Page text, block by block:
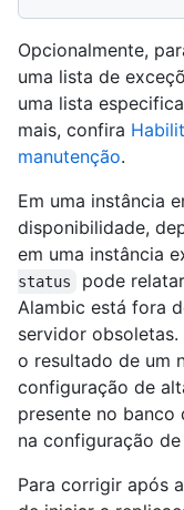
Opcionalmente,
uma lista de
uma lista
mais, confira
manutenção.
Em uma instância
disponibilidade,
em uma instância
status
pode
Alambic está fora
servidor obsoletas.
o resultado de um
configuração de
presente no banco
na configuração
Para corrigir após